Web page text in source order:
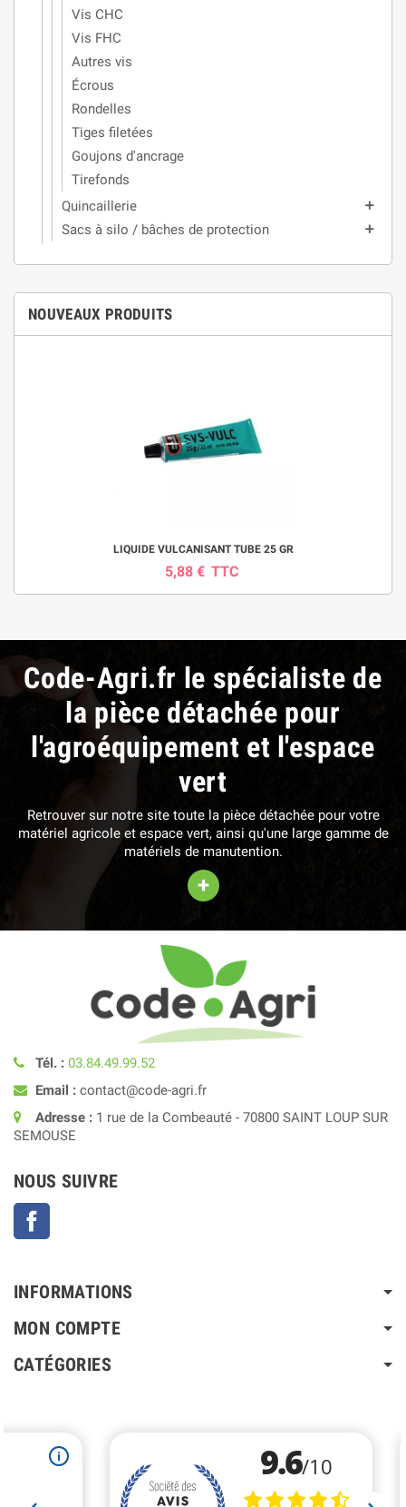
Vis CHC
Vis FHC
Autres vis
Écrous
Rondelles
Tiges filetées
Goujons d'ancrage
Tirefonds
Quincaillerie
add
Sacs à silo / bâches de protection add
NOUVEAUX PRODUITS
LIQUIDE VULCANISANT TUBE 25 GR
5,88 € TTC
Code-Agri.fr le spécialiste de
la pièce détachée pour
l'agroéquipement et l'espace
vert
Retrouver sur notre site toute la pièce détachée pour votre
matériel agricole et espace vert, ainsi qu'une large gamme de
matériels de manutention.
+
Tél. : 03.84.49.99.52
Email : contact@code-agri.fr
Adresse : 1 rue de la Combeauté - 70800 SAINT LOUP SUR
SEMOUSE
NOUS SUIVRE
INFORMATIONS
MON COMPTE
CATÉGORIES